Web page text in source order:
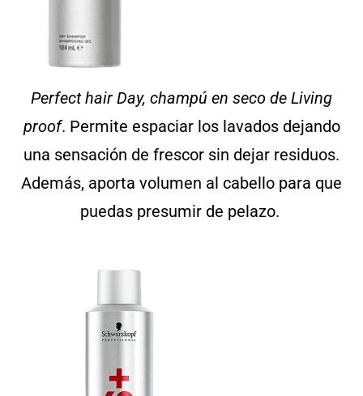
Perfect hair Day, champú en seco de Living
proof. Permite espaciar los lavados dejando
una sensación de frescor sin dejar residuos.
Además, aporta volumen al cabello para que
puedas presumir de pelazo.